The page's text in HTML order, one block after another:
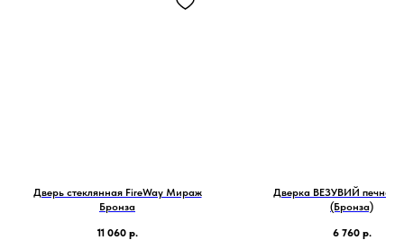
Дверь стеклянная FireWay Мираж
Бронза
11 060 р.
Дверка ВЕЗУВИЙ печная
(Бронза)
6 760 р.